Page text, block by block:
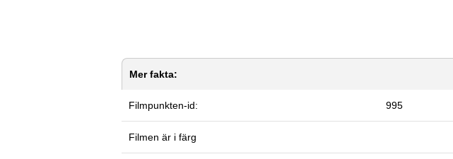
Mer fakta:
Filmpunkten-id: 995
Filmen är i färg